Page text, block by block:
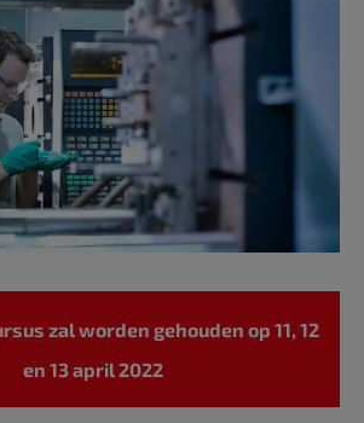
zal worden gehouden op 11, 12
en 13 april 2022